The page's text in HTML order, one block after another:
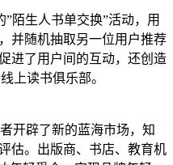
”陌生人书单交换”活动，用
并随机抽取另一位用户推荐
进了用户间的互动，还创造
上读书俱乐部。
开辟了新的蓝海市场，知
估。出版商、书店、教育机